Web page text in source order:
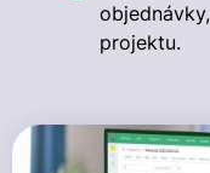
projektu.